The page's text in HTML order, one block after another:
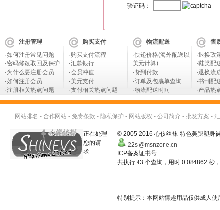
验证码：
注册管理
·如何注册常见问题
·密码修改取回及保护
·为什么要注册会员
·如何注册会员
·注册相关热点问题
购买支付
·购买支付流程
·汇款银行
·会员冲值
·美元支付
·支付相关热点问题
物流配送
·快递价格(海外配送以
美元计算)
·货到付款
·订单及包裹单查询
·物流配送时间
售
·退换政
·鞋类配
·退换流
·书刊配
·产品热
网站排名 - 合作网站 - 免责条款 - 隐私保护 - 网站版权 - 公司简介 - 批发方案 -
© 2005-2016 心仪丝袜-特色美腿塑身
22si@msnzone.cn
ICP备案证书号:
共执行 43 个查询，用时 0.084862 秒
特别提示：本网站情趣用品仅供成人
正在处理
您的请
求...